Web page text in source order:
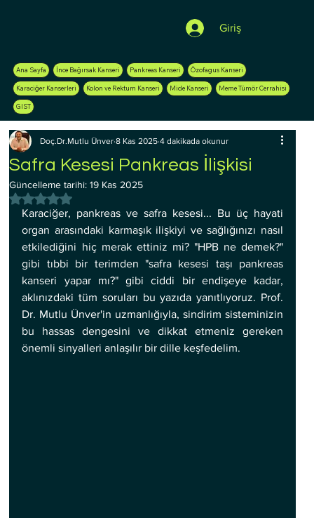
Giriş
Ana Sayfa İnce Bağırsak Kanseri Pankreas Kanseri Özofagus Kanseri
Karaciğer Kanserleri Kolon ve Rektum Kanseri Mide Kanseri Meme Tümör Cerrahisi
GIST
Safra Kesesi Pankreas İlişkisi
Doç.Dr.Mutlu Ünver 8 Kas 2025 4 dakikada okunur
Güncelleme tarihi:19 Kas 2025
5 üzerinden NaN yıldız
Karaciğer, pankreas ve safra kesesi... Bu üç hayati
organ arasındaki karmaşık ilişkiyi ve sağlığınızı nasıl
etkilediğini hiç merak ettiniz mi? "HPB ne demek?"
gibi tıbbi bir terimden "safra kesesi taşı pankreas
kanseri yapar mı?" gibi ciddi bir endişeye kadar,
aklınızdaki tüm soruları bu yazıda yanıtlıyoruz. Prof.
Dr. Mutlu Ünver'in uzmanlığıyla, sindirim sisteminizin
bu hassas dengesini ve dikkat etmeniz gereken
önemli sinyalleri anlaşılır bir dille keşfedelim.